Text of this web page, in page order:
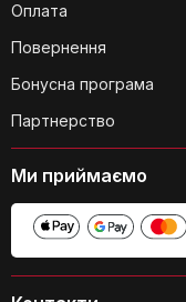
Оплата
Повернення
Бонусна програма
Партнерство
Ми приймаємо